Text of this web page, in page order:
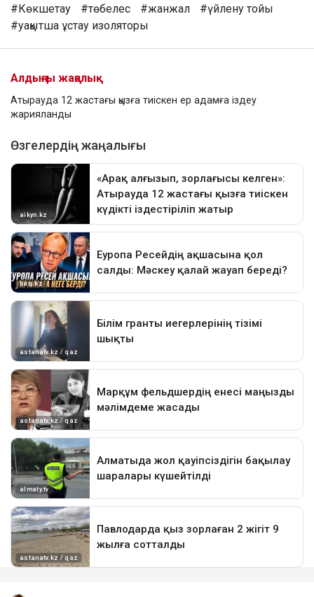
#Көкшетау #төбелес #жанжал
#үйлену тойы
#уақытша ұстау изоляторы
Алдыңғы жаңалық
Атырауда 12 жастағы қызға тиіскен ер адамға іздеу
жарияланды